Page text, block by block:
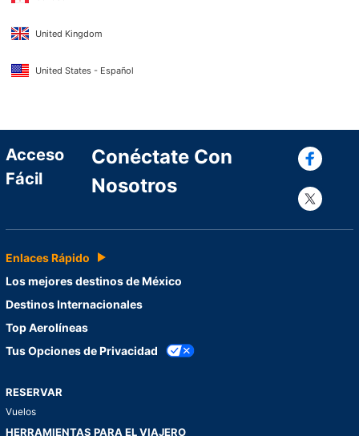
United Kingdom
United States - Español
Acceso
Fácil
Conéctate Con
Nosotros
Enlaces Rápido
Los mejores destinos de México
Destinos Internacionales
Top Aerolíneas
Tus Opciones de Privacidad
RESERVAR
Vuelos
HERRAMIENTAS PARA EL VIAJERO